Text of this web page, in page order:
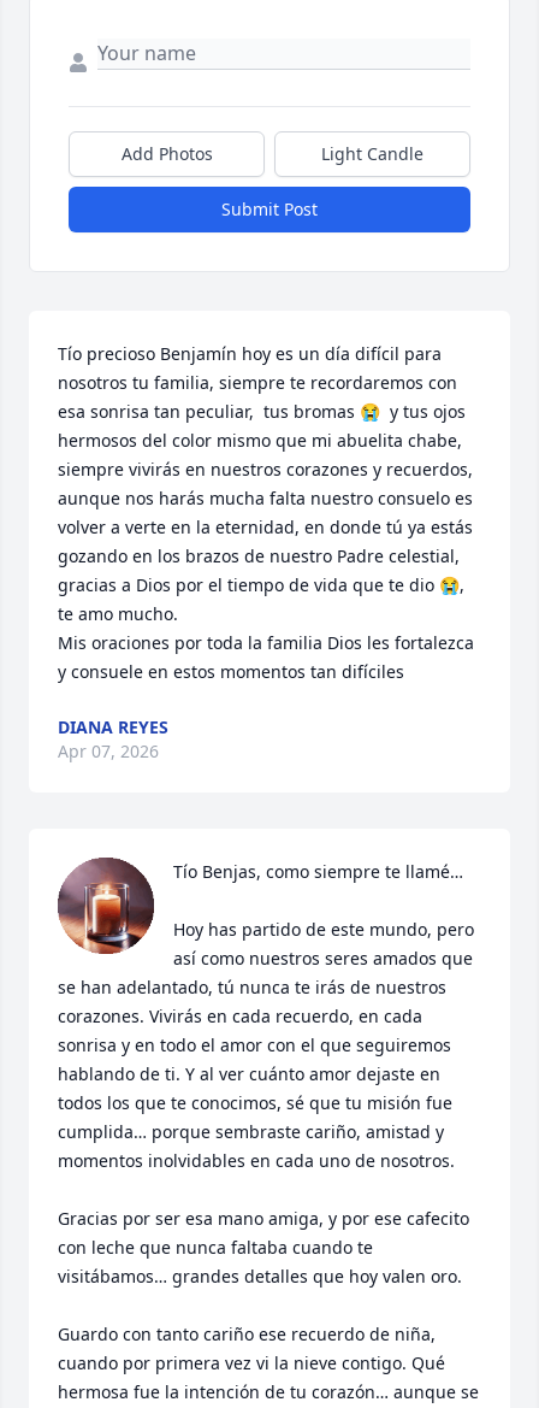
Add Photos Light Candle
Submit Post
Tío precioso Benjamín hoy es un día difícil para
nosotros tu familia, siempre te recordaremos con
esa sonrisa tan peculiar,  tus bromas 😭  y tus ojos
hermosos del color mismo que mi abuelita chabe,
siempre vivirás en nuestros corazones y recuerdos,
aunque nos harás mucha falta nuestro consuelo es
volver a verte en la eternidad, en donde tú ya estás
gozando en los brazos de nuestro Padre celestial,
gracias a Dios por el tiempo de vida que te dio 😭,
te amo mucho.
Mis oraciones por toda la familia Dios les fortalezca
y consuele en estos momentos tan difíciles
DIANA REYES
Apr 07, 2026
Tío Benjas, como siempre te llamé…
Hoy has partido de este mundo, pero
así como nuestros seres amados que
se han adelantado, tú nunca te irás de nuestros
corazones. Vivirás en cada recuerdo, en cada
sonrisa y en todo el amor con el que seguiremos
hablando de ti. Y al ver cuánto amor dejaste en
todos los que te conocimos, sé que tu misión fue
cumplida… porque sembraste cariño, amistad y
momentos inolvidables en cada uno de nosotros.
Gracias por ser esa mano amiga, y por ese cafecito
con leche que nunca faltaba cuando te
visitábamos… grandes detalles que hoy valen oro.
Guardo con tanto cariño ese recuerdo de niña,
cuando por primera vez vi la nieve contigo. Qué
hermosa fue la intención de tu corazón… aunque se